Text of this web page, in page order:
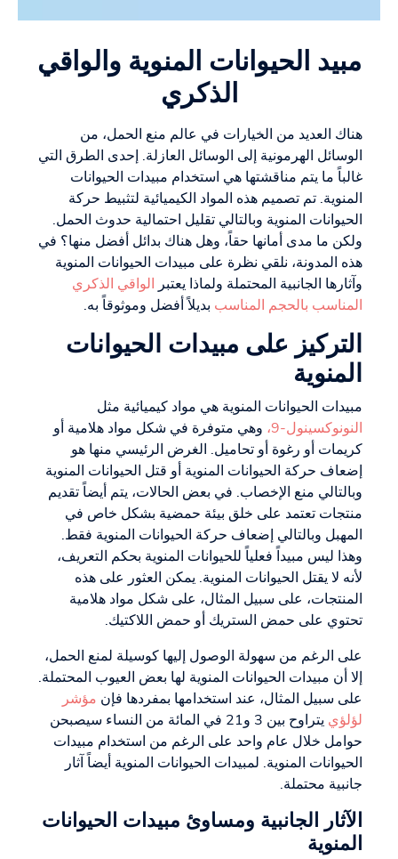
مبيد الحيوانات المنوية والواقي
الذكري
هناك العديد من الخيارات في عالم منع الحمل، من
الوسائل الهرمونية إلى الوسائل العازلة. إحدى الطرق التي
غالباً ما يتم مناقشتها هي استخدام مبيدات الحيوانات
المنوية. تم تصميم هذه المواد الكيميائية لتثبيط حركة
الحيوانات المنوية وبالتالي تقليل احتمالية حدوث الحمل.
ولكن ما مدى أمانها حقاً، وهل هناك بدائل أفضل منها؟ في
هذه المدونة، نلقي نظرة على مبيدات الحيوانات المنوية
وآثارها الجانبية المحتملة ولماذا يعتبر الواقي الذكري
المناسب بالحجم المناسب بديلاً أفضل وموثوقاً به.
التركيز على مبيدات الحيوانات
المنوية
مبيدات الحيوانات المنوية هي مواد كيميائية مثل
النونوكسينول-9،
وهي متوفرة في شكل مواد هلامية أو
كريمات أو رغوة أو تحاميل. الغرض الرئيسي منها هو
إضعاف حركة الحيوانات المنوية أو قتل الحيوانات المنوية
وبالتالي منع الإخصاب. في بعض الحالات، يتم أيضاً تقديم
منتجات تعتمد على خلق بيئة حمضية بشكل خاص في
المهبل وبالتالي إضعاف حركة الحيوانات المنوية فقط.
وهذا ليس مبيداً فعلياً للحيوانات المنوية بحكم التعريف،
لأنه لا يقتل الحيوانات المنوية. يمكن العثور على هذه
المنتجات، على سبيل المثال، على شكل مواد هلامية
تحتوي على حمض الستريك أو حمض اللاكتيك.
على الرغم من سهولة الوصول إليها كوسيلة لمنع الحمل،
إلا أن مبيدات الحيوانات المنوية لها بعض العيوب المحتملة.
على سبيل المثال، عند استخدامها بمفردها فإن مؤشر
لؤلؤي
يتراوح بين 3 و21 في المائة من النساء سيصبحن
حوامل خلال عام واحد على الرغم من استخدام مبيدات
الحيوانات المنوية. لمبيدات الحيوانات المنوية أيضاً آثار
جانبية محتملة.
الآثار الجانبية ومساوئ مبيدات الحيوانات
المنوية